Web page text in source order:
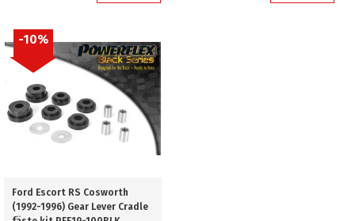
Ford Escort RS Cosworth
(1992-1996) Gear Lever Cradle
10%